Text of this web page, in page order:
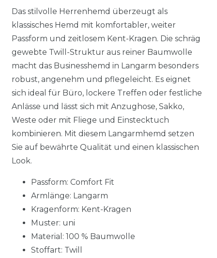
Das stilvolle Herrenhemd überzeugt als
klassisches Hemd mit komfortabler, weiter
Passform und zeitlosem Kent-Kragen. Die schräg
gewebte Twill-Struktur aus reiner Baumwolle
macht das Businesshemd in Langarm besonders
robust, angenehm und pflegeleicht. Es eignet
sich ideal für Büro, lockere Treffen oder festliche
Anlässe und lässt sich mit Anzughose, Sakko,
Weste oder mit Fliege und Einstecktuch
kombinieren. Mit diesem Langarmhemd setzen
Sie auf bewährte Qualität und einen klassischen
Look.
Passform: Comfort Fit
Armlänge: Langarm
Kragenform: Kent-Kragen
Muster: uni
Material: 100 % Baumwolle
Stoffart: Twill